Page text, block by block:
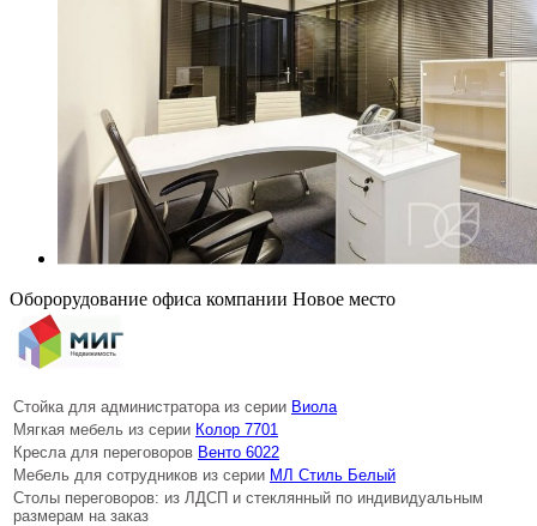
Оборорудование офиса компании Новое место
Стойка для администратора из серии Виола
Мягкая мебель из серии Колор 7701
Кресла для переговоров Венто 6022
Мебель для сотрудников из серии МЛ Стиль Белый
Столы переговоров: из ЛДСП и стеклянный по индивидуальным
размерам на заказ